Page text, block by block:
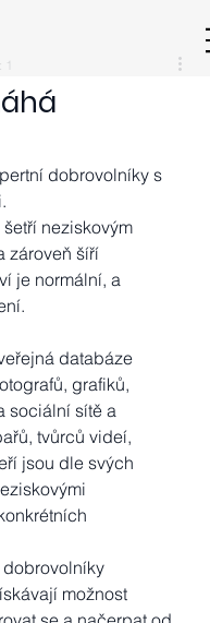
1
dobrovolníky s
neziskovým
zároveň šíří
je normální, a
databáze
grafiků,
sociální sítě a
tvůrců videí,
jsou dle svých
dobrovolníky
možnost